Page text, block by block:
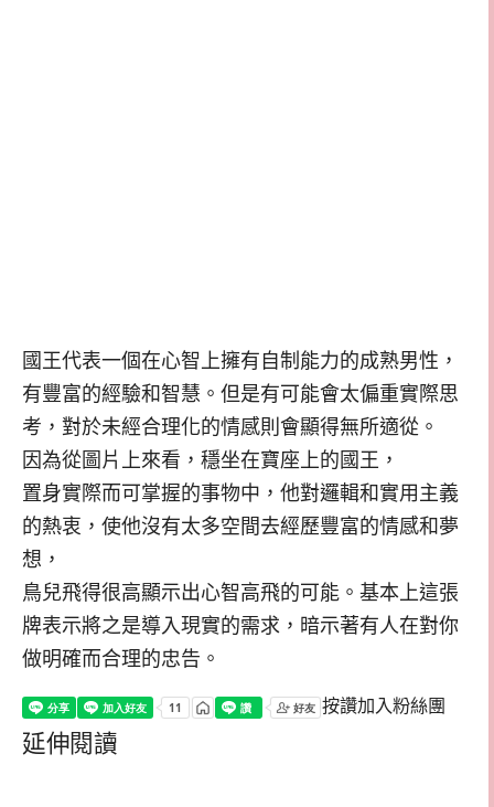
國王代表一個在心智上擁有自制能力的成熟男性，
有豐富的經驗和智慧。但是有可能會太偏重實際思
考，對於未經合理化的情感則會顯得無所適從。
因為從圖片上來看，穩坐在寶座上的國王，
置身實際而可掌握的事物中，他對邏輯和實用主義
的熱衷，使他沒有太多空間去經歷豐富的情感和夢
想，
鳥兒飛得很高顯示出心智高飛的可能。基本上這張
牌表示將之是導入現實的需求，暗示著有人在對你
做明確而合理的忠告。
按讚加入粉絲團
延伸閱讀